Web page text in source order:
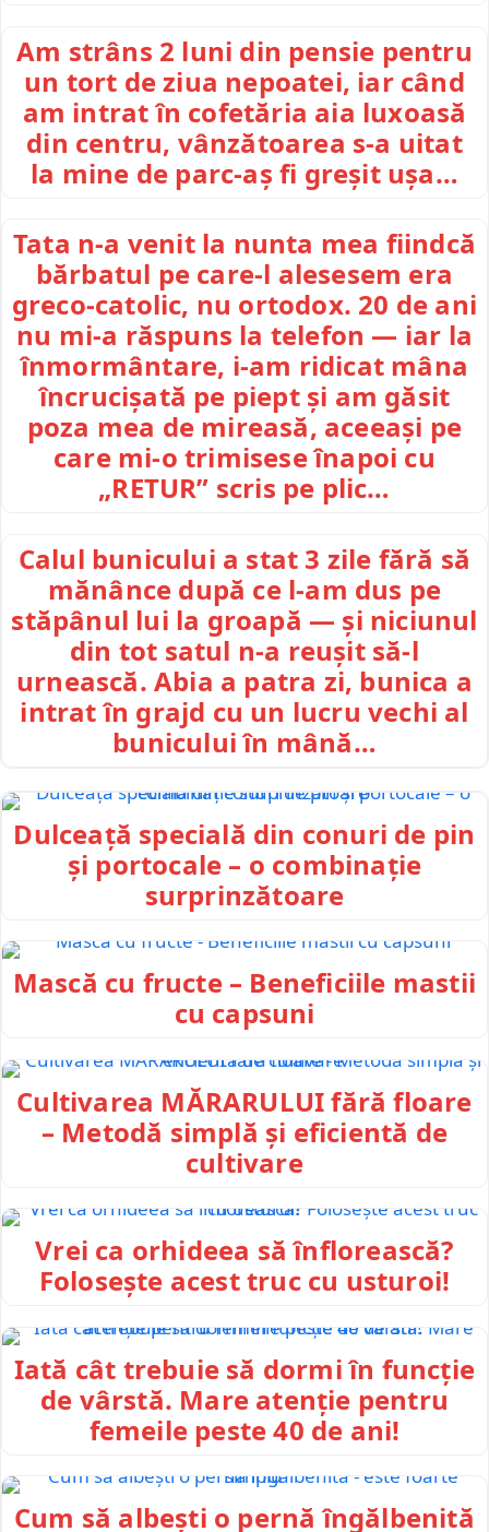
Am strâns 2 luni din pensie pentru
un tort de ziua nepoatei, iar când
am intrat în cofetăria aia luxoasă
din centru, vânzătoarea s-a uitat
la mine de parc-aș fi greșit ușa…
Tata n-a venit la nunta mea fiindcă
bărbatul pe care-l alesesem era
greco-catolic, nu ortodox. 20 de ani
nu mi-a răspuns la telefon — iar la
înmormântare, i-am ridicat mâna
încrucișată pe piept și am găsit
poza mea de mireasă, aceeași pe
care mi-o trimisese înapoi cu
„RETUR” scris pe plic…
Calul bunicului a stat 3 zile fără să
mănânce după ce l-am dus pe
stăpânul lui la groapă — și niciunul
din tot satul n-a reușit să-l
urnească. Abia a patra zi, bunica a
intrat în grajd cu un lucru vechi al
bunicului în mână…
Dulceață specială din conuri de pin
și portocale – o combinație
surprinzătoare
Mască cu fructe – Beneficiile mastii
cu capsuni
Cultivarea MĂRARULUI fără floare
– Metodă simplă și eficientă de
cultivare
Vrei ca orhideea să înflorească?
Folosește acest truc cu usturoi!
Iată cât trebuie să dormi în funcție
de vârstă. Mare atenție pentru
femeile peste 40 de ani!
Cum să albești o pernă îngălbenită